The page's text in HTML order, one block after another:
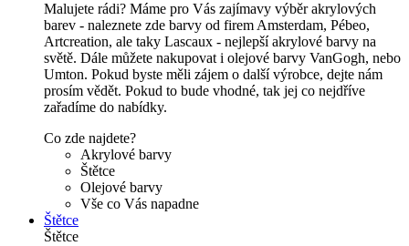
Malujete rádi? Máme pro Vás zajímavy výběr akrylových
barev - naleznete zde barvy od firem Amsterdam, Pébeo,
Artcreation, ale taky Lascaux - nejlepší akrylové barvy na
světě. Dále můžete nakupovat i olejové barvy VanGogh, nebo
Umton. Pokud byste měli zájem o další výrobce, dejte nám
prosím vědět. Pokud to bude vhodné, tak jej co nejdříve
zařadíme do nabídky.
Co zde najdete?
Akrylové barvy
Štětce
Olejové barvy
Vše co Vás napadne
Štětce
Štětce